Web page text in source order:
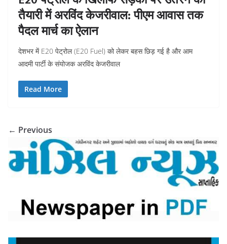
तैयारी में अरविंद केजरीवाल: पीएम आवास तक
पैदल मार्च का ऐलान
देशभर में E20 पेट्रोल (E20 Fuel) को लेकर बहस छिड़ गई है और आम
आदमी पार्टी के संयोजक अरविंद केजरीवाल
Read More
← Previous